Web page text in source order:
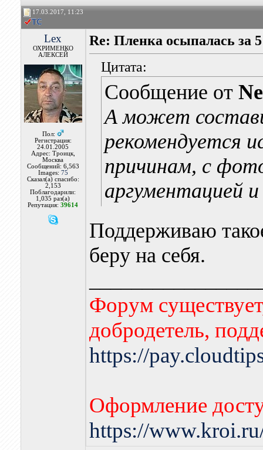
17.03.2017, 11:23
Lex
ОХРИМЕНКО
АЛЕКСЕЙ
Пол:
Регистрация:
24.01.2005
Адрес: Троицк,
Москва
Сообщений: 6,563
Images: 75
Сказал(а) спасибо:
2,153
Поблагодарили:
1,035 раз(а)
Репутация:39614
Re: Пленка осыпалась за
Цитата:
Сообщение от
А может
рекомендуется
причинам, с
аргументацией
Поддерживаю
беру на себя.
Форум
добродетель,
https://
Оформление
https://